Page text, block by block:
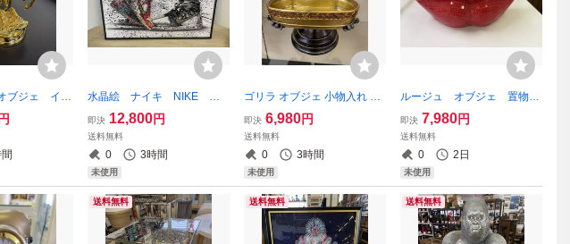
ジェ イン
リア小物 装
ルド 豪華
ス 運勢 幸
走馬 飾り
水晶絵 ナイキ NIKE ス
ニーカー アート アートパ
ネル 絵画 額縁 キラキ
ラ 幅80 高さ60 額絵
フレームアート ストリート
壁掛け
即決 12,800円
送料無料
0 3時間
未使用
ゴリラ オブジェ 小物入れ 鍵
置き トレイ 置物 サイドテー
ブル トレー 猿 皿 インテリア
トレイ キャッシュトレイ ア
ニマル POP 動物 台 棚
即決 6,980円
送料無料
0 3時間
未使用
ルージュ オブジェ 置物
唇 リップ ミラー キラキ
ラ レッド おしゃれ 飾
り くちびる 幅30 赤
口 セクシー プレゼント ギ
フト
即決 7,980円
送料無料
0 2日
未使用
送料無料 送料無料 送料無料